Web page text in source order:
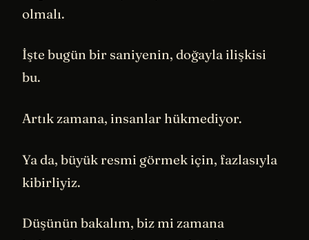
olmalı.
İşte bugün bir saniyenin, doğayla ilişkisi
bu.
Artık zamana, insanlar hükmediyor.
Ya da, büyük resmi görmek için, fazlasıyla
kibirliyiz.
Düşünün bakalım, biz mi zamana